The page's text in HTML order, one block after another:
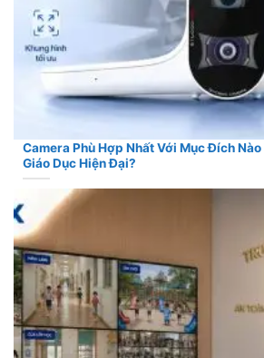
Camera Phù Hợp Nhất Với Mục Đích
Giáo Dục Hiện Đại?